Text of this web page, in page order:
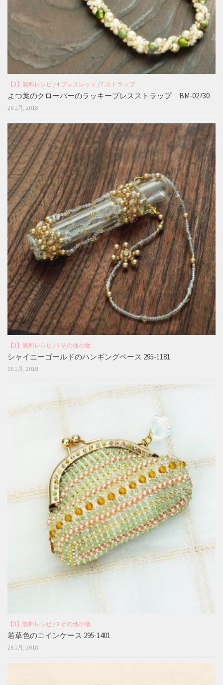
【3】無料レシピ /4.ブレスレット /7.ストラップ
よつ葉のクローバーのラッキーブレスストラップ BM-02730
26 1月, 2018
【3】無料レシピ / 9.その他小物
シャイニーゴールドのハンギングベース 295-1181
26 1月, 2018
【3】無料レシピ / 9.その他小物
若草色のコインケース 295-1401
26 1月, 2018